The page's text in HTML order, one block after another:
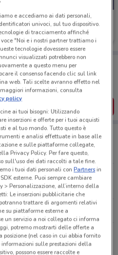
sempre con te!
offerte dei negozi vicino a te,
tua lista del risparmio, comodamente
SCARICA L’APP
Crema
Tutti i negozi Sergent Major
e accediamo ai dati personali,
univoci, sul tuo dispositivo.
di tracciamento affinché
"Noi e i nostri partner trattiamo i
tecnologie dovessero essere
visualizzati potrebbero non
a questo menu per
il consenso facendo clic sul link
web. Tali scelte avranno effetto nel
informazioni, consulta
policy
ai tuoi bisogni: Utilizzando
inserzioni e offerte per i tuoi acquisti
e al tuo mondo. Tutto questo è
e analisi effettuate in base alle
e sulle piattaforme collegate,
Privacy Policy. Per fare questo,
sull'uso dei dati raccolti a tale fine.
i tuoi dati personali conPartnersin
esterne. Puoi sempre cambiare
> Personalizzazione, all’interno della
Le inserzioni pubblicitarie che
trattare di argomenti relativi
su piattaforme esterne a
un servizio a noi collegato ci informa
potremo mostrarti delle offerte a
(nel caso in cui abbia fornito
sulle prestazioni della
possono essere raccolte e